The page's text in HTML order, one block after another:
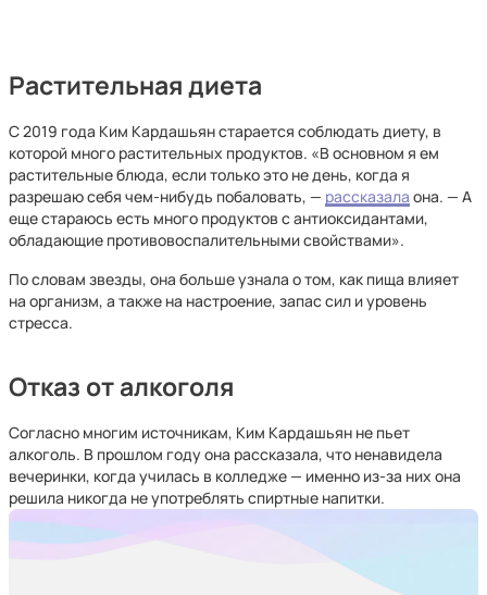
Растительная диета
С 2019 года Ким Кардашьян старается соблюдать диету, в
которой много растительных продуктов. «В основном я ем
растительные блюда, если только это не день, когда я
разрешаю себя чем-нибудь побаловать, — рассказала она. — А
еще стараюсь есть много продуктов с антиоксидантами,
обладающие противовоспалительными свойствами».
По словам звезды, она больше узнала о том, как пища влияет
на организм, а также на настроение, запас сил и уровень
стресса.
Отказ от алкоголя
Согласно многим источникам, Ким Кардашьян не пьет
алкоголь. В прошлом году она рассказала, что ненавидела
вечеринки, когда училась в колледже — именно из-за них она
решила никогда не употреблять спиртные напитки.